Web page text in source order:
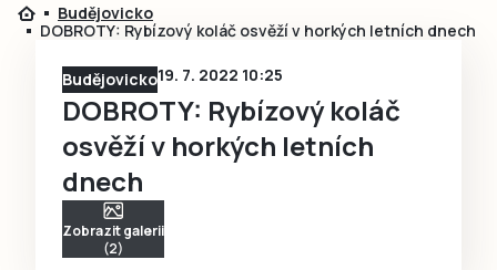
Přihlásit se přes Facebook
Ještě nemám účet, chci se
Budějovicko
DOBROTY: Rybízový koláč osvěží v horkých letních dnech
Budějovicko19. 7. 2022 10:25
DOBROTY: Rybízový koláč
osvěží v horkých letních
dnech
Zobrazit galerii
(2)